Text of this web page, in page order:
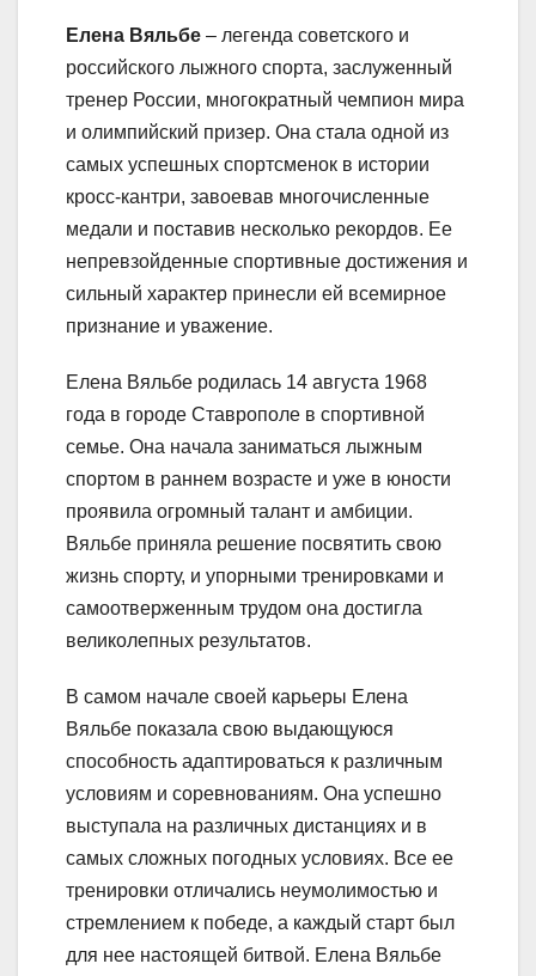
Елена Вяльбе – легенда советского и
российского лыжного спорта, заслуженный
тренер России, многократный чемпион мира
и олимпийский призер. Она стала одной из
самых успешных спортсменок в истории
кросс-кантри, завоевав многочисленные
медали и поставив несколько рекордов. Ее
непревзойденные спортивные достижения и
сильный характер принесли ей всемирное
признание и уважение.
Елена Вяльбе родилась 14 августа 1968
года в городе Ставрополе в спортивной
семье. Она начала заниматься лыжным
спортом в раннем возрасте и уже в юности
проявила огромный талант и амбиции.
Вяльбе приняла решение посвятить свою
жизнь спорту, и упорными тренировками и
самоотверженным трудом она достигла
великолепных результатов.
В самом начале своей карьеры Елена
Вяльбе показала свою выдающуюся
способность адаптироваться к различным
условиям и соревнованиям. Она успешно
выступала на различных дистанциях и в
самых сложных погодных условиях. Все ее
тренировки отличались неумолимостью и
стремлением к победе, а каждый старт был
для нее настоящей битвой. Елена Вяльбе